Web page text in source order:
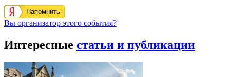
Напомнить
Вы организатор этого события?
Интересные статьи и публикации